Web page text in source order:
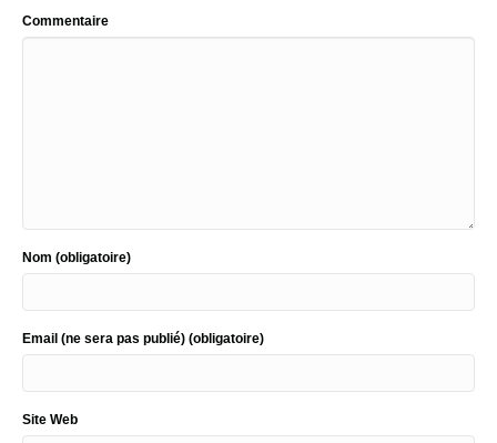
Commentaire
Nom (obligatoire)
Email (ne sera pas publié) (obligatoire)
Site Web